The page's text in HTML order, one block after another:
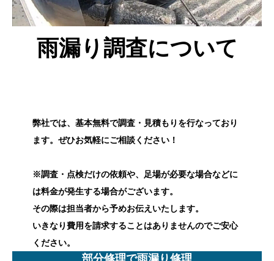
雨漏り調査について
弊社では、基本無料で調査・見積もりを行なっており
ます。ぜひお気軽にご相談ください！
※調査・点検だけの依頼や、足場が必要な場合などに
は料金が発生する場合がございます。
その際は担当者から予めお伝えいたします。
いきなり費用を請求することはありませんのでご安心
ください。
部分修理で雨漏り修理